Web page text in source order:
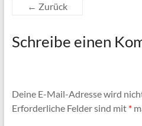
← Zurück
Schreibe einen
Deine E-Mail-Adresse wird
Erforderliche Felder sind mit *